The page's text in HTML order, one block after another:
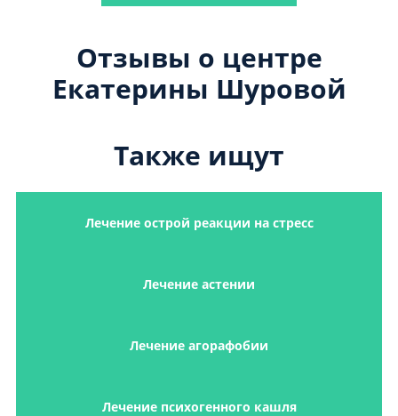
Отзывы о центре
Екатерины Шуровой
Также ищут
Лечение острой реакции на стресс
Лечение астении
Лечение агорафобии
Лечение психогенного кашля